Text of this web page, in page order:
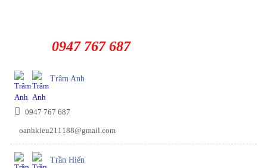
0947 767 687
Trâm Anh
0947 767 687
oanhkieu211188@gmail.com
Trần Hiến